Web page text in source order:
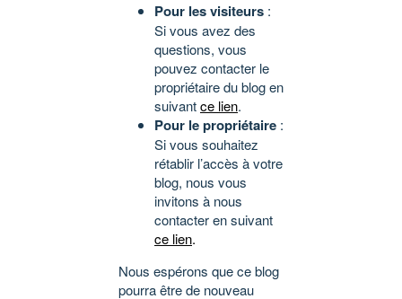
Pour les visiteurs :
Si vous avez des
questions, vous
pouvez contacter le
propriétaire du blog en
suivantce lien.
Pour le propriétaire :
Si vous souhaitez
rétablir l’accès à votre
blog, nous vous
invitons à nous
contacter en suivant
ce lien.
Nous espérons que ce blog
pourra être de nouveau